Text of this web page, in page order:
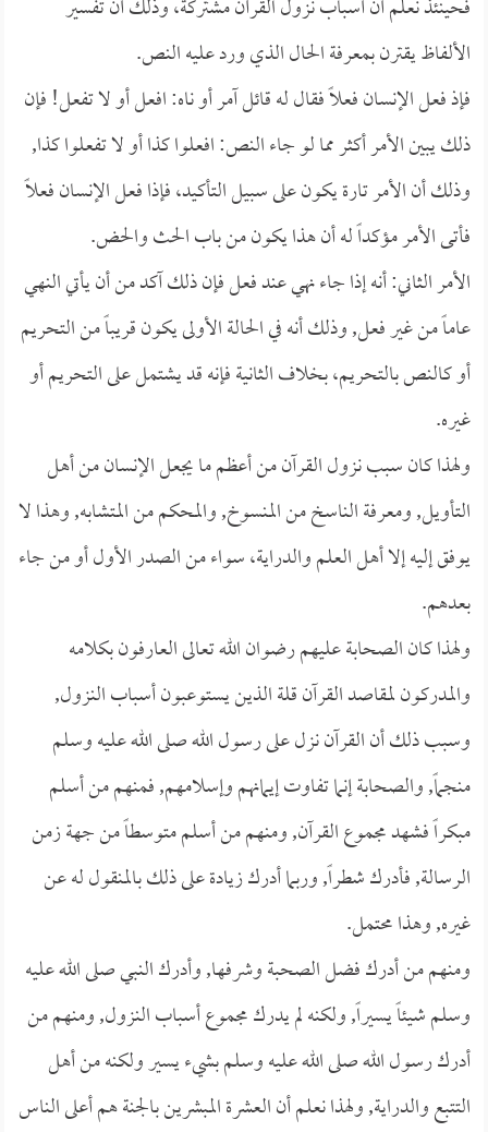
فحينئذ نعلم أن أسباب نزول القرآن مشتركة، وذلك أن تفسير
الألفاظ يقترن بمعرفة الحال الذي ورد عليه النص.
فإذ فعل الإنسان فعلاً فقال له قائل آمر أو ناه: افعل أو لا تفعل! فإن
ذلك يبين الأمر أكثر مما لو جاء النص: افعلوا كذا أو لا تفعلوا كذا,
وذلك أن الأمر تارة يكون على سبيل التأكيد، فإذا فعل الإنسان فعلاً
فأتى الأمر مؤكداً له أن هذا يكون من باب الحث والحض.
الأمر الثاني: أنه إذا جاء نهي عند فعل فإن ذلك آكد من أن يأتي النهي
عاماً من غير فعل, وذلك أنه في الحالة الأولى يكون قريباً من التحريم
أو كالنص بالتحريم، بخلاف الثانية فإنه قد يشتمل على التحريم أو
غيره.
ولهذا كان سبب نزول القرآن من أعظم ما يجعل الإنسان من أهل
التأويل, ومعرفة الناسخ من المنسوخ, والمحكم من المتشابه, وهذا لا
يوفق إليه إلا أهل العلم والدراية، سواء من الصدر الأول أو من جاء
بعدهم.
ولهذا كان الصحابة عليهم رضوان الله تعالى العارفون بكلامه
والمدركون لمقاصد القرآن قلة الذين يستوعبون أسباب النزول,
وسبب ذلك أن القرآن نزل على رسول الله صلى الله عليه وسلم
منجماً, والصحابة إنما تفاوت إيمانهم وإسلامهم, فمنهم من أسلم
مبكراً فشهد مجموع القرآن, ومنهم من أسلم متوسطاً من جهة زمن
الرسالة, فأدرك شطراً, وربما أدرك زيادة على ذلك بالمنقول له عن
غيره, وهذا محتمل.
ومنهم من أدرك فضل الصحبة وشرفها, وأدرك النبي صلى الله عليه
وسلم شيئاً يسيراً, ولكنه لم يدرك مجموع أسباب النزول, ومنهم من
أدرك رسول الله صلى الله عليه وسلم بشيء يسير ولكنه من أهل
التتبع والدراية, ولهذا نعلم أن العشرة المبشرين بالجنة هم أعلى الناس